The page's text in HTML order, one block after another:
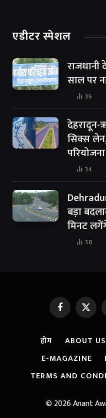
एडीटर स्पेशल
साल पर
36
देहरादून-
सिक्स
34
बड़ा
मिनट
30
FacebookX
होम ABOUT US
E-MAGAZINE
TERMS AND
© 2026 Anant